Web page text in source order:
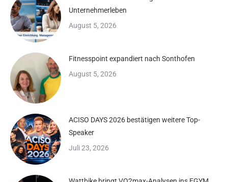
Unternehmerleben
August 5, 2026
Fitnesspoint expandiert nach Sonthofen
August 5, 2026
ACISO DAYS 2026 bestätigen weitere Top-
Speaker
Juli 23, 2026